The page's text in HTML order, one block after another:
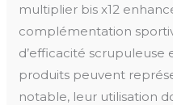
multiplier bis x12
complémentation
d’efficacité scrupuleuse
produits peuvent
notable, leur utilisation